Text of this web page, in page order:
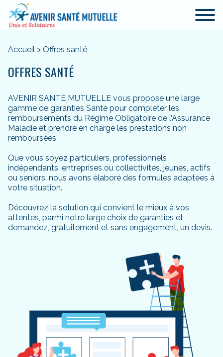
Accueil > Offres santé
OFFRES SANTÉ
AVENIR SANTÉ MUTUELLE vous propose une large
gamme de garanties Santé pour compléter les
remboursements du Régime Obligatoire de l’Assurance
Maladie et prendre en charge les prestations non
remboursées.
Que vous soyez particuliers, professionnels
indépendants, entreprises ou collectivités, jeunes, actifs
ou seniors, nous avons élaboré des formules adaptées à
votre situation.
Découvrez la solution qui convient le mieux à vos
attentes, parmi notre large choix de garanties et
demandez, gratuitement et sans engagement, un devis.